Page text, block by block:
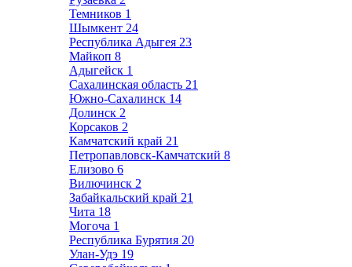
Темников 1
Шымкент 24
Республика Адыгея 23
Майкоп 8
Адыгейск 1
Сахалинская область 21
Южно-Сахалинск 14
Долинск 2
Корсаков 2
Камчатский край 21
Петропавловск-Камчатский 8
Елизово 6
Вилючинск 2
Забайкальский край 21
Чита 18
Могоча 1
Республика Бурятия 20
Улан-Удэ 19